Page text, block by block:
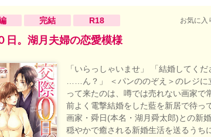
完結 R18 お気に入
日。湖月夫婦の恋愛模様
「いらっしゃいませ」 「結婚してく
……ん？」 ＜パンののぞえ＞のレジに
って来たのは、噂では売れない画家で
前よく電撃結婚をした藍を新居で待っ
画家・舜日(本名・湖月舜太郎)との新
穏やかで癒される新婚生活を送るうち